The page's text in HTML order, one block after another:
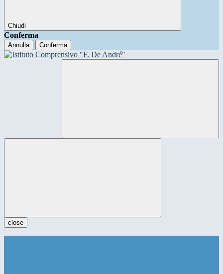
Chiudi
Conferma
Annulla Conferma
close